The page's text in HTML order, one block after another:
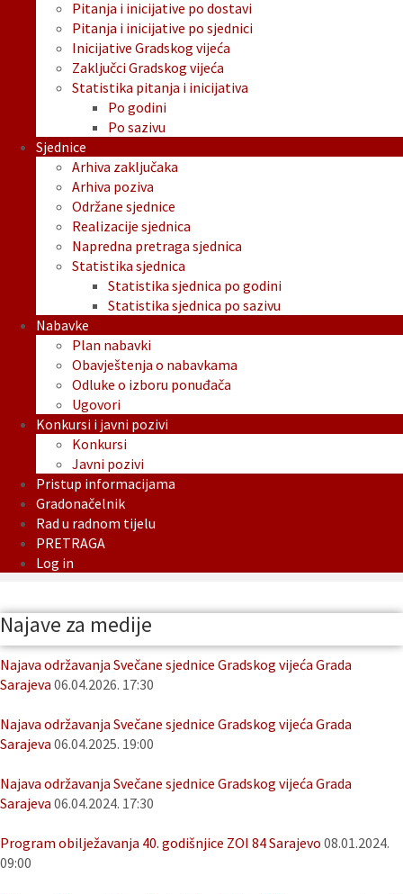
Pitanja i inicijative po dostavi
Pitanja i inicijative po sjednici
Inicijative Gradskog vijeća
Zaključci Gradskog vijeća
Statistika pitanja i inicijativa
Po godini
Po sazivu
Sjednice
Arhiva zaključaka
Arhiva poziva
Održane sjednice
Realizacije sjednica
Napredna pretraga sjednica
Statistika sjednica
Statistika sjednica po godini
Statistika sjednica po sazivu
Nabavke
Plan nabavki
Obavještenja o nabavkama
Odluke o izboru ponuđača
Ugovori
Konkursi i javni pozivi
Konkursi
Javni pozivi
Pristup informacijama
Gradonačelnik
Rad u radnom tijelu
PRETRAGA
Log in
Najave za medije
Najava održavanja Svečane sjednice Gradskog vijeća Grada
Sarajeva 06.04.2026. 17:30
Najava održavanja Svečane sjednice Gradskog vijeća Grada
Sarajeva 06.04.2025. 19:00
Najava održavanja Svečane sjednice Gradskog vijeća Grada
Sarajeva 06.04.2024. 17:30
Program obilježavanja 40. godišnjice ZOI 84 Sarajevo 08.01.2024.
09:00